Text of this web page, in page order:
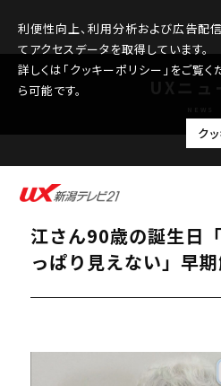
利便性向上、利用分析および広告配
てアクセスデータを取得しています。
詳しくは「クッキーポリシー」をご覧
ら可能です。
ク
2026.02.04
【拉致問題】横田めぐ
江さん90歳の誕生日
っぱり見えない」早期